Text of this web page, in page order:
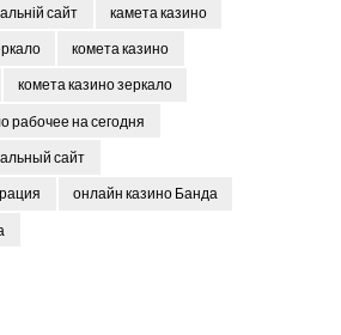
сайт
камета казино
комета казино
комета казино зеркало
рабочее на сегодня
сайт
онлайн казино Банда